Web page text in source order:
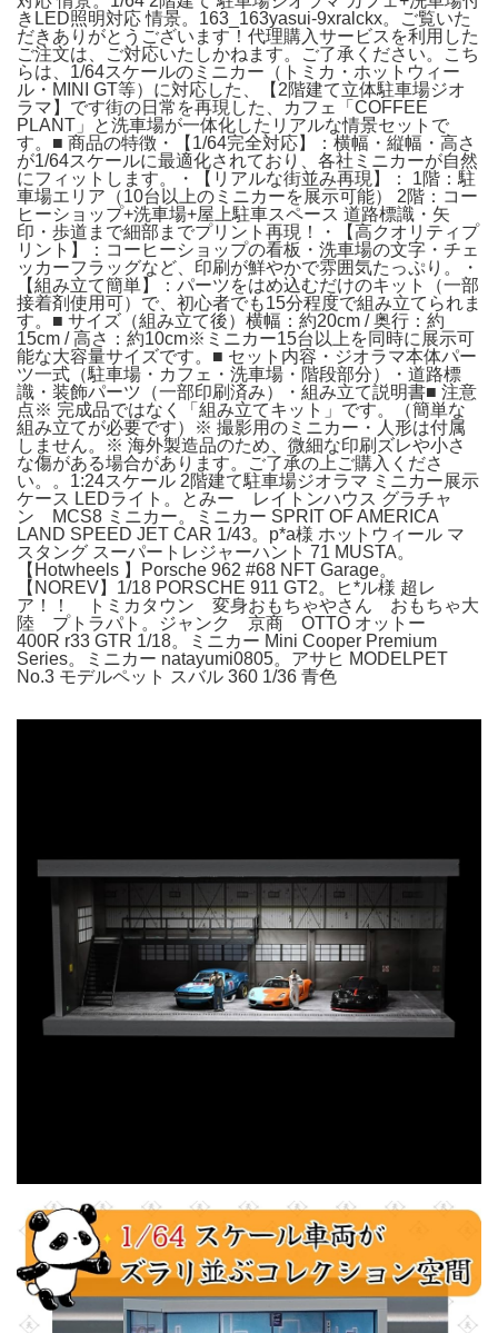
きLED照明対応 情景。163_163yasui-9xralckx。ご覧いた
だきありがとうございます！代理購入サービスを利用した
ご注文は、ご対応いたしかねます。ご了承ください。こち
らは、1/64スケールのミニカー（トミカ・ホットウィー
ル・MINI GT等）に対応した、【2階建て立体駐車場ジオ
ラマ】です街の日常を再現した、カフェ「COFFEE
PLANT」と洗車場が一体化したリアルな情景セットで
す。■ 商品の特徴・【1/64完全対応】：横幅・縦幅・高さ
が1/64スケールに最適化されており、各社ミニカーが自然
にフィットします。・【リアルな街並み再現】： 1階：駐
車場エリア（10台以上のミニカーを展示可能） 2階：コー
ヒーショップ+洗車場+屋上駐車スペース 道路標識・矢
印・歩道まで細部までプリント再現！・【高クオリティプ
リント】：コーヒーショップの看板・洗車場の文字・チェ
ッカーフラッグなど、印刷が鮮やかで雰囲気たっぷり。・
【組み立て簡単】：パーツをはめ込むだけのキット（一部
接着剤使用可）で、初心者でも15分程度で組み立てられま
す。■ サイズ（組み立て後）横幅：約20cm / 奥行：約
15cm / 高さ：約10cm※ミニカー15台以上を同時に展示可
能な大容量サイズです。■ セット内容・ジオラマ本体パー
ツ一式（駐車場・カフェ・洗車場・階段部分）・道路標
識・装飾パーツ（一部印刷済み）・組み立て説明書■ 注意
点※ 完成品ではなく「組み立てキット」です。（簡単な
組み立てが必要です）※ 撮影用のミニカー・人形は付属
しません。※ 海外製造品のため、微細な印刷ズレや小さ
な傷がある場合があります。ご了承の上ご購入くださ
い。。1:24スケール 2階建て駐車場ジオラマ ミニカー展示
ケース LEDライト。とみー レイトンハウス グラチャ
ン MCS8 ミニカー。ミニカー SPRIT OF AMERICA
LAND SPEED JET CAR 1/43。p*a様 ホットウィール マ
スタング スーパートレジャーハント 71 MUSTA。
【Hotwheels 】Porsche 962 #68 NFT Garage。
【NOREV】1/18 PORSCHE 911 GT2。ヒ*ル様 超レ
ア！！ トミカタウン 変身おもちゃやさん おもちゃ大
陸 プトラパト。ジャンク 京商 OTTO オットー
400R r33 GTR 1/18。ミニカー Mini Cooper Premium
Series。ミニカー natayumi0805。アサヒ MODELPET
No.3 モデルペット スバル 360 1/36 青色